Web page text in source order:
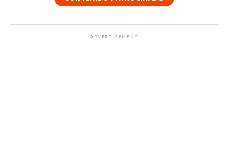
ADVERTISEMENT